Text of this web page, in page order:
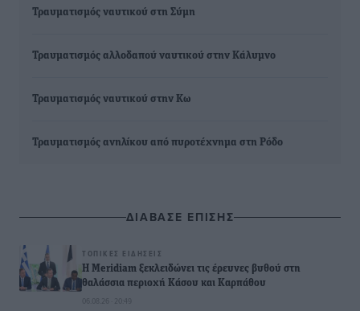
Τραυματισμός ναυτικού στη Σύμη
Τραυματισμός αλλοδαπού ναυτικού στην Κάλυμνο
Τραυματισμός ναυτικού στην Κω
Τραυματισμός ανηλίκου από πυροτέχνημα στη Ρόδο
ΔΙΑΒΑΣΕ ΕΠΙΣΗΣ
ΤΟΠΙΚΈΣ ΕΙΔΉΣΕΙΣ
Η Meridiam ξεκλειδώνει τις έρευνες βυθού στη
θαλάσσια περιοχή Κάσου και Καρπάθου
06.08.26 · 20:49